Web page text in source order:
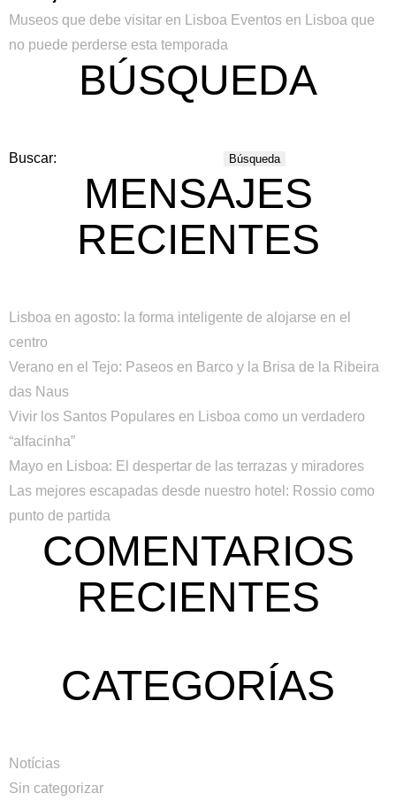
Museos que debe visitar en Lisboa Eventos en Lisboa que
no puede perderse esta temporada
BÚSQUEDA
Buscar:
MENSAJES
RECIENTES
Lisboa en agosto: la forma inteligente de alojarse en el
centro
Verano en el Tejo: Paseos en Barco y la Brisa de la Ribeira
das Naus
Vivir los Santos Populares en Lisboa como un verdadero
“alfacinha”
Mayo en Lisboa: El despertar de las terrazas y miradores
Las mejores escapadas desde nuestro hotel: Rossio como
punto de partida
COMENTARIOS
RECIENTES
CATEGORÍAS
Notícias
Sin categorizar